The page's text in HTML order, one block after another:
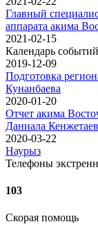
Главный
аппарата акима
2021-02-15
Календарь событий
2019-12-09
Подготовка
Кунанбаева
2020-01-20
Отчет акима
Даниала
2020-03-22
Наурыз
Телефоны
103
Скорая помощь